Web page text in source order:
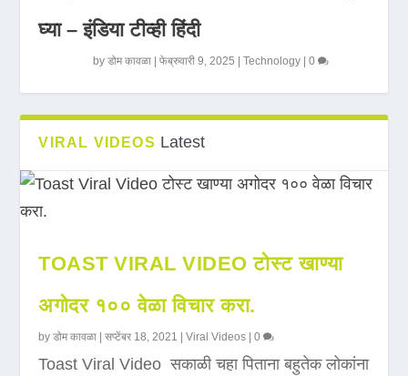
घ्या – इंडिया टीव्ही हिंदी
byडोम कावळा |फेब्रुवारी 9, 2025 |Technology |0
VIRAL VIDEOS Latest
TOAST VIRAL VIDEO टोस्ट खाण्या
अगोदर १०० वेळा विचार करा.
byडोम कावळा |सप्टेंबर 18, 2021 |Viral Videos |0
Toast Viral Video सकाळी चहा पिताना बहुतेक लोकांना